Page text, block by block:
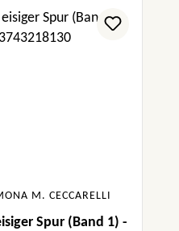
M. CECCARELLI
Spur (Band 1) -